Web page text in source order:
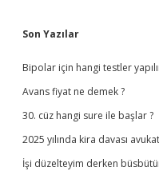
Sidebar
Son Yazılar
Bipolar için hangi testler
Avans fiyat ne demek ?
30. cüz hangi sure ile başlar ?
2025 yılında kira davası
İşi düzelteyim derken